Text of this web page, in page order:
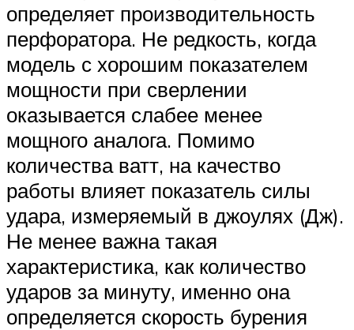
определяет производительность
перфоратора. Не редкость, когда
модель с хорошим показателем
мощности при сверлении
оказывается слабее менее
мощного аналога. Помимо
количества ватт, на качество
работы влияет показатель силы
удара, измеряемый в джоулях (Дж).
Не менее важна такая
характеристика, как количество
ударов за минуту, именно она
определяется скорость бурения